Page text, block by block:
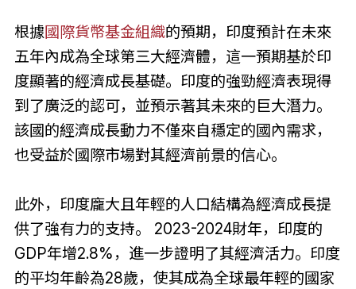
根據國際貨幣基金組織的預期，印度預計在未來
五年內成為全球第三大經濟體，這一預期基於印
度顯著的經濟成長基礎。印度的強勁經濟表現得
到了廣泛的認可，並預示著其未來的巨大潛力。
該國的經濟成長動力不僅來自穩定的國內需求，
也受益於國際市場對其經濟前景的信心。
此外，印度龐大且年輕的人口結構為經濟成長提
供了強有力的支持。 2023-2024財年，印度的
GDP年增2.8%，進一步證明了其經濟活力。印度
的平均年齡為28歲，使其成為全球最年輕的國家